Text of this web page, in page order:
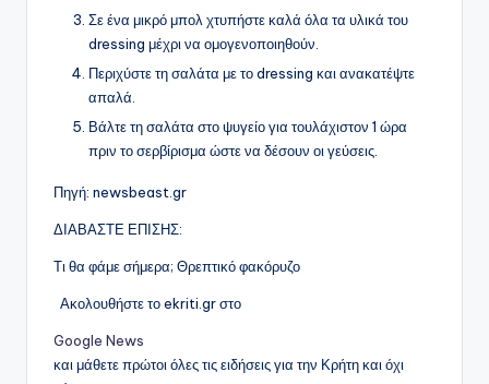
Σε ένα μικρό μπολ χτυπήστε καλά όλα τα υλικά του
dressing μέχρι να ομογενοποιηθούν.
Περιχύστε τη σαλάτα με το dressing και ανακατέψτε
απαλά.
Βάλτε τη σαλάτα στο ψυγείο για τουλάχιστον 1 ώρα
πριν το σερβίρισμα ώστε να δέσουν οι γεύσεις.
Πηγή: newsbeast.gr
ΔΙΑΒΑΣΤΕ ΕΠΙΣΗΣ:
Τι θα φάμε σήμερα; Θρεπτικό φακόρυζο
Ακολουθήστε το ekriti.gr στο
Google News
και μάθετε πρώτοι όλες τις ειδήσεις για την Κρήτη και όχι